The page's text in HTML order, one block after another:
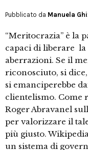
Pubblicato da Manuela
“Meritocrazia” è la
capaci di liberare la
aberrazioni. Se il
riconosciuto, si
si emanciperebbe
clientelismo. Come
Roger Abravanel
per valorizzare il
più giusto.
un sistema di